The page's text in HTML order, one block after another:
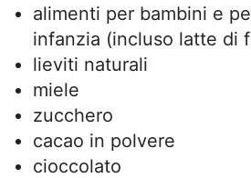
alimenti per bambini e
infanzia (incluso latte di
lieviti naturali
miele
zucchero
cacao in polvere
cioccolato